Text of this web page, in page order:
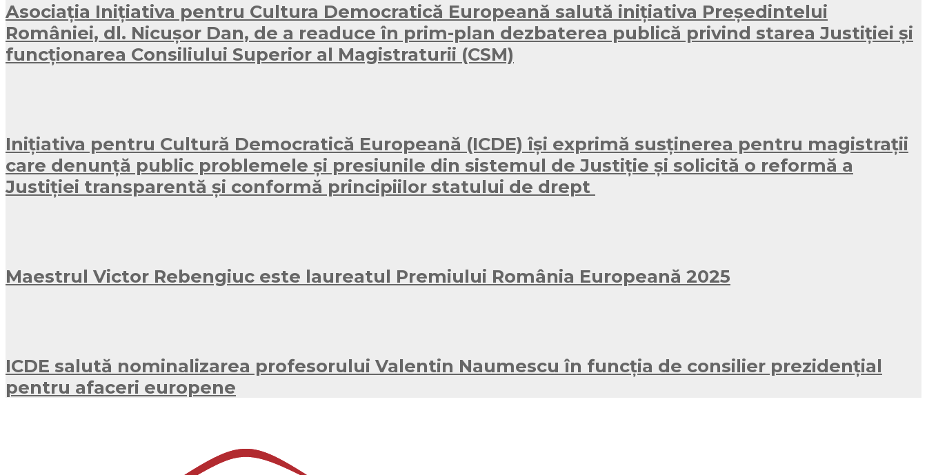
Asociația Inițiativa pentru Cultura Democratică Europeană salută inițiativa Președintelui
României, dl. Nicușor Dan, de a readuce în prim-plan dezbaterea publică privind starea Justiției și
funcționarea Consiliului Superior al Magistraturii (CSM)
Inițiativa pentru Cultură Democratică Europeană (ICDE) își exprimă susținerea pentru magistrații
care denunță public problemele și presiunile din sistemul de Justiție și solicită o reformă a
Justiției transparentă și conformă principiilor statului de drept
Maestrul Victor Rebengiuc este laureatul Premiului România Europeană 2025
ICDE salută nominalizarea profesorului Valentin Naumescu în funcția de consilier prezidențial
pentru afaceri europene